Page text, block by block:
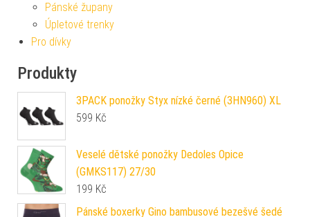
Pánské župany
Úpletové trenky
Pro dívky
Produkty
3PACK ponožky Styx nízké černé (3HN960) XL
599 Kč
Veselé dětské ponožky Dedoles Opice
(GMKS117) 27/30
199 Kč
Pánské boxerky Gino bambusové bezešvé šedé